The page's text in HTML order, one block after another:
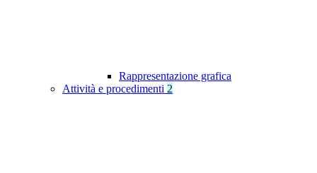
Rappresentazione grafica
Attività e procedimenti 2